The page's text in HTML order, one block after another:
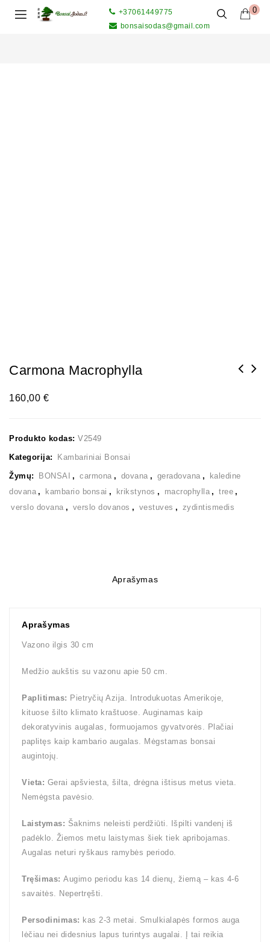
0
+37061449775
bonsaisodas@gmail.com
Carmona Macrophylla
160,00€
Produkto kodas: V2549
Kategorija: Kambariniai Bonsai
Žymų: BONSAI , carmona , dovana , geradovana ,
kaledine
dovana , kambario bonsai , krikstynos , macrophylla , tree ,
verslo dovana , verslo dovanos , vestuves , zydintismedis
Aprašymas
Aprašymas
Vazono ilgis 30 cm
Medžio aukštis su vazonu apie 50 cm.
Paplitimas: Pietryčių Azija. Introdukuotas Amerikoje,
kituose šilto klimato kraštuose. Auginamas kaip
dekoratyvinis augalas, formuojamos gyvatvorės. Plačiai
paplitęs kaip kambario augalas. Mėgstamas bonsai
augintojų.
Vieta: Gerai apšviesta, šilta, drėgna ištisus metus vieta.
Nemėgsta pavėsio.
Laistymas: Šaknims neleisti perdžiūti. Išpilti vandenį iš
padėklo. Žiemos metu laistymas šiek tiek apribojamas.
Augalas neturi ryškaus ramybės periodo.
Tręšimas: Augimo periodu kas 14 dienų, žiemą – kas 4-6
savaitės. Nepertręšti.
Persodinimas: kas 2-3 metai. Smulkialapės formos auga
lėčiau nei didesnius lapus turintys augalai. Į tai reikia